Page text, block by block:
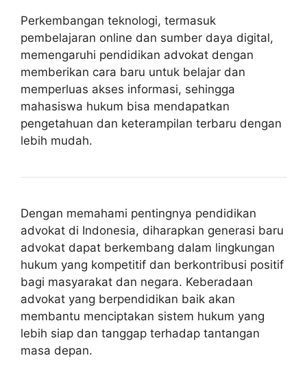
Perkembangan teknologi, termasuk
pembelajaran online dan sumber daya digital,
memengaruhi pendidikan advokat dengan
memberikan cara baru untuk belajar dan
memperluas akses informasi, sehingga
mahasiswa hukum bisa mendapatkan
pengetahuan dan keterampilan terbaru dengan
lebih mudah.
Dengan memahami pentingnya pendidikan
advokat di Indonesia, diharapkan generasi baru
advokat dapat berkembang dalam lingkungan
hukum yang kompetitif dan berkontribusi positif
bagi masyarakat dan negara. Keberadaan
advokat yang berpendidikan baik akan
membantu menciptakan sistem hukum yang
lebih siap dan tanggap terhadap tantangan
masa depan.